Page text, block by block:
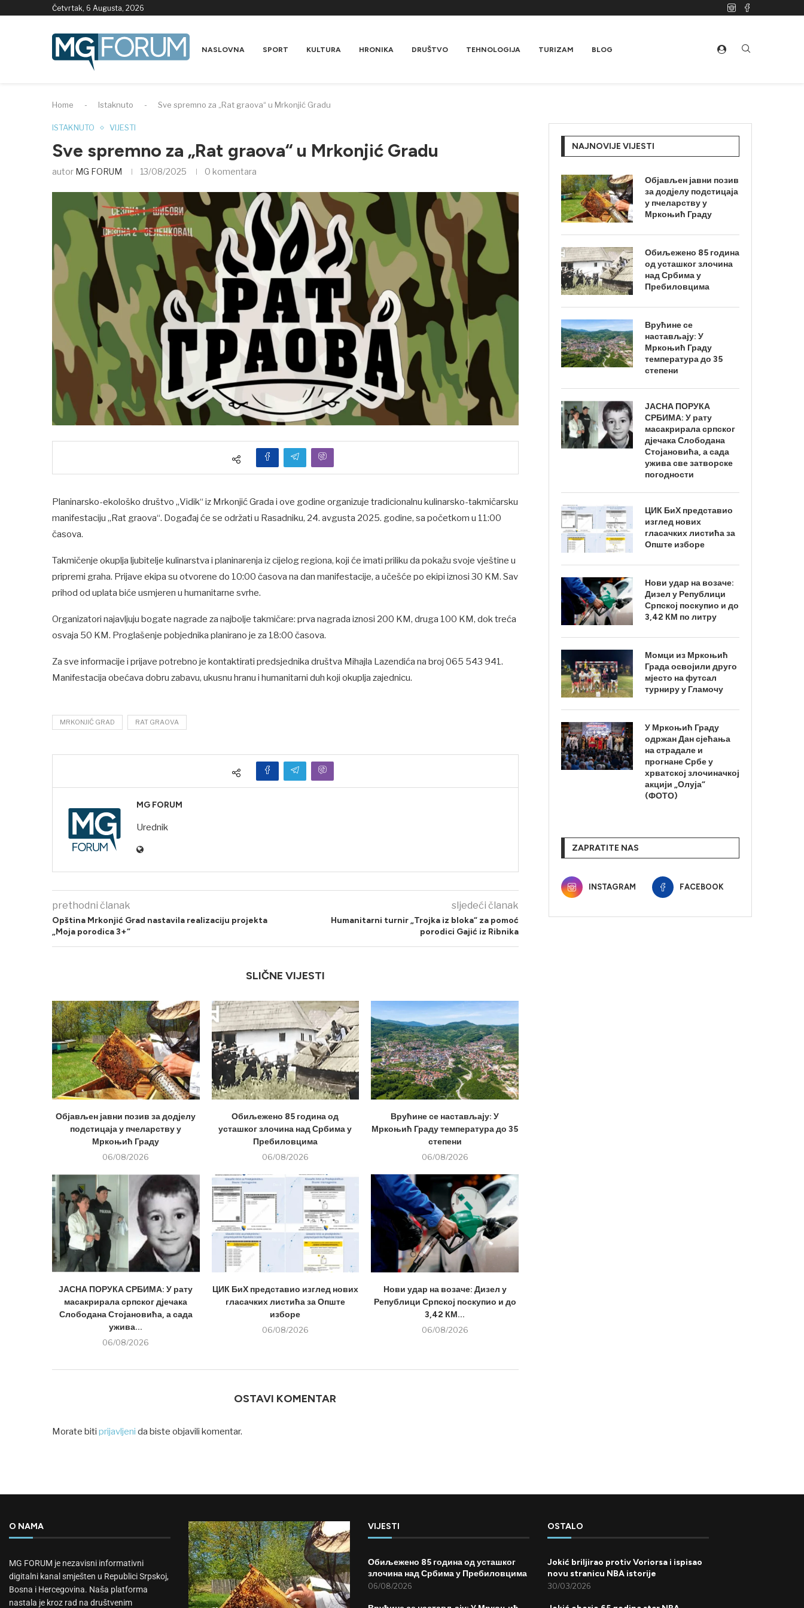
Četvrtak, 6 Augusta, 2026
NASLOVNA SPORT KULTURA HRONIKA DRUŠTVO TEHNOLOGIJA TURIZAM BLOG
Home - Istaknuto - Sve spremno za „Rat graova“ u Mrkonjić Gradu
ISTAKNUTO VIJESTI
Sve spremno za „Rat graova“ u Mrkonjić Gradu
autor MG FORUM 13/08/2025 0 komentara
Planinarsko-ekološko društvo „Vidik“ iz Mrkonjić Grada i ove godine organizuje tradicionalnu kulinarsko-takmičarsku
manifestaciju „Rat graova“. Događaj će se održati u Rasadniku, 24. avgusta 2025. godine, sa početkom u 11:00
časova.
Takmičenje okuplja ljubitelje kulinarstva i planinarenja iz cijelog regiona, koji će imati priliku da pokažu svoje vještine u
pripremi graha. Prijave ekipa su otvorene do 10:00 časova na dan manifestacije, a učešće po ekipi iznosi 30 KM. Sav
prihod od uplata biće usmjeren u humanitarne svrhe.
Organizatori najavljuju bogate nagrade za najbolje takmičare: prva nagrada iznosi 200 KM, druga 100 KM, dok treća
osvaja 50 KM. Proglašenje pobjednika planirano je za 18:00 časova.
Za sve informacije i prijave potrebno je kontaktirati predsjednika društva Mihajla Lazendića na broj 065 543 941.
Manifestacija obećava dobru zabavu, ukusnu hranu i humanitarni duh koji okuplja zajednicu.
MRKONJIĆ GRAD RAT GRAOVA
MG FORUM
Urednik
prethodni članak
Opština Mrkonjić Grad nastavila realizaciju projekta
„Moja porodica 3+“
sljedeći članak
Humanitarni turnir „Trojka iz bloka“ za pomoć
porodici Gajić iz Ribnika
SLIČNE VIJESTI
Објављен јавни позив за додјелу
подстицаја у пчеларству у
Мркоњић Граду
06/08/2026
Обиљежено 85 година од
усташког злочина над Србима у
Пребиловцима
06/08/2026
Врућине се настављају: У
Мркоњић Граду температура до 35
степени
06/08/2026
ЈАСНА ПОРУКА СРБИМА: У рату
масакрирала српског дјечака
Слободана Стојановића, а сада
ужива...
06/08/2026
ЦИК БиХ представио изглед нових
гласачких листића за Опште
изборе
06/08/2026
Нови удар на возаче: Дизел у
Републици Српској поскупио и до
3,42 КМ...
06/08/2026
OSTAVI KOMENTAR
Morate biti prijavljeni da biste objavili komentar.
NAJNOVIJE VIJESTI
Објављен јавни позив
за додјелу подстицаја
у пчеларству у
Мркоњић Граду
Обиљежено 85 година
од усташког злочина
над Србима у
Пребиловцима
Врућине се
настављају: У
Мркоњић Граду
температура до 35
степени
ЈАСНА ПОРУКА
СРБИМА: У рату
масакрирала српског
дјечака Слободана
Стојановића, а сада
ужива све затворске
погодности
ЦИК БиХ представио
изглед нових
гласачких листића за
Опште изборе
Нови удар на возаче:
Дизел у Републици
Српској поскупио и до
3,42 КМ по литру
Момци из Мркоњић
Града освојили друго
мјесто на футсал
турниру у Гламочу
У Мркоњић Граду
одржан Дан сјећања
на страдале и
прогнане Србе у
хрватској злочиначкој
акцији „Олуја“
(ФОТО)
ZAPRATITE NAS
INSTAGRAM FACEBOOK
O NAMA
MG FORUM je nezavisni informativni
digitalni kanal smješten u Republici Srpskoj,
Bosna i Hercegovina. Naša platforma
nastala je kroz rad na društvenim
VIJESTI
Обиљежено 85 година од усташког
злочина над Србима у Пребиловцима
06/08/2026
OSTALO
Jokić briljirao protiv Voriorsa i ispisao
novu stranicu NBA istorije
30/03/2026